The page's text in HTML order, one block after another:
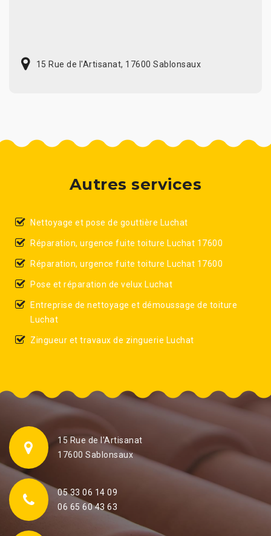
15 Rue de l'Artisanat, 17600 Sablonsaux
Autres services
Nettoyage et pose de gouttière Luchat
Réparation, urgence fuite toiture Luchat 17600
Réparation, urgence fuite toiture Luchat 17600
Pose et réparation de velux Luchat
Entreprise de nettoyage et démoussage de toiture
Luchat
Zingueur et travaux de zinguerie Luchat
15 Rue de l'Artisanat
17600 Sablonsaux
05 33 06 14 09
06 65 60 43 63